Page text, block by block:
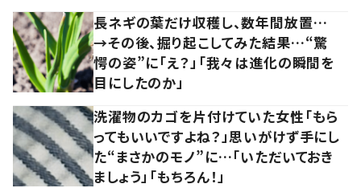
長ネギの葉だけ収穫し、数年間放置…
→その後、掘り起こしてみた結果…“驚
愕の姿”に「え？」「我々は進化の瞬間を
目にしたのか」
洗濯物のカゴを片付けていた女性「もら
ってもいいですよね？」思いがけず手にし
た“まさかのモノ”に…「いただいておき
ましょう」「もちろん！」